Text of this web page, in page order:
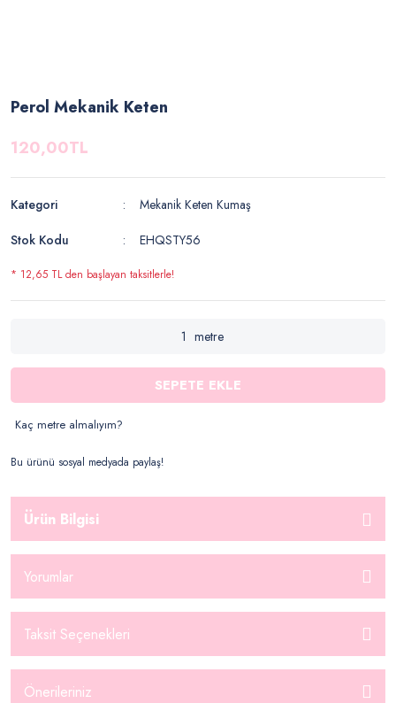
Perol Mekanik Keten
120,00TL
Kategori
Mekanik Keten Kumaş
Stok Kodu
EHQSTY56
* 12,65 TL den başlayan taksitlerle!
metre
SEPETE EKLE
Kaç metre almalıyım?
Bu ürünü sosyal medyada paylaş!
Ürün Bilgisi
Yorumlar
Taksit Seçenekleri
Önerileriniz